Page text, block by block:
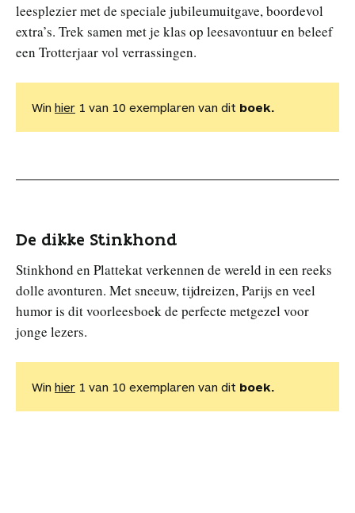
leesplezier met de speciale jubileumuitgave, boordevol
extra’s. Trek samen met je klas op leesavontuur en beleef
een Trotterjaar vol verrassingen.
Win hier 1 van 10 exemplaren van dit boek.
De dikke Stinkhond
Stinkhond en Plattekat verkennen de wereld in een reeks
dolle avonturen. Met sneeuw, tijdreizen, Parijs en veel
humor is dit voorleesboek de perfecte metgezel voor
jonge lezers.
Win hier 1 van 10 exemplaren van dit boek.